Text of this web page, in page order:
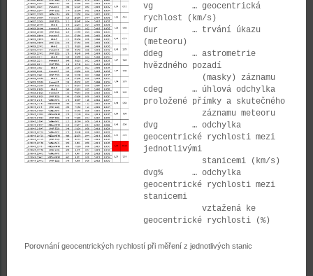
vg … geocentrická
rychlost (km/s)
dur … trvání úkazu
(meteoru)
ddeg … astrometrie
hvězdného pozadí
(masky) záznamu
cdeg … úhlová odchylka
proložené přímky a skutečného
záznamu meteoru
dvg … odchylka
geocentrické rychlosti mezi
jednotlivými
stanicemi (km/s)
dvg% … odchylka
geocentrické rychlosti mezi
stanicemi
vztažená ke
geocentrické rychlosti (%)
Porovnání geocentrických rychlostí při měření z jednotlivých stanic